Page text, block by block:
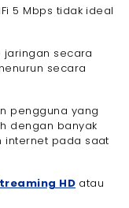
5 Mbps tidak ideal
jaringan secara
secara
pengguna yang
dengan banyak
internet pada saat
HD atau